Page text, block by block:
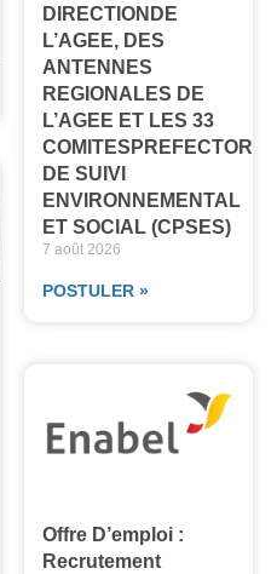
DIRECTIONDE
L’AGEE, DES
ANTENNES
REGIONALES DE
L’AGEE ET LES 33
DE SUIVI
ENVIRONNEMENTAL
ET SOCIAL (CPSES)
7 août 2026
POSTULER »
Offre D’emploi :
Recrutement